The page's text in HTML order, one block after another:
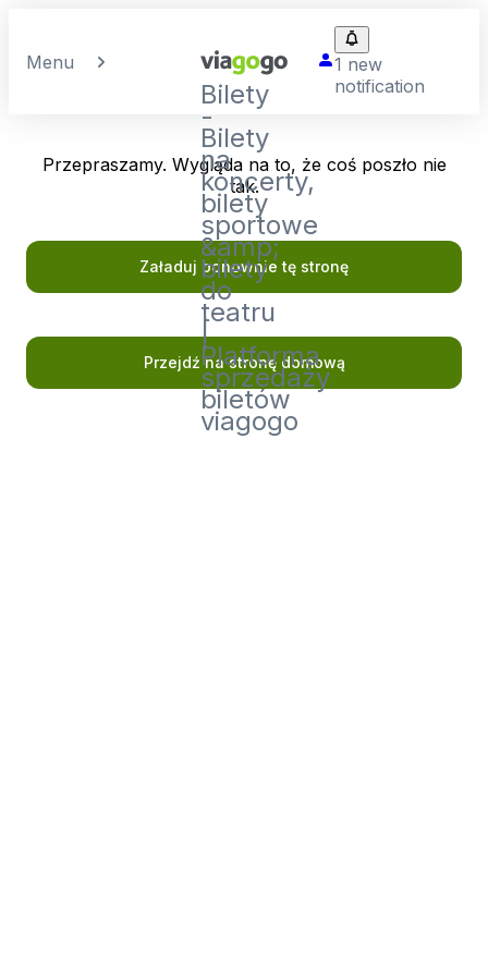
Menu
Bilety
-
Bilety
na
koncerty,
bilety
sportowe
&amp;
bilety
do
teatru
|
Platforma
sprzedaży
biletów
viagogo
1 new
notification
Przepraszamy. Wygląda na to, że coś poszło nie
tak.
Załaduj ponownie tę stronę
Przejdź na stronę domową